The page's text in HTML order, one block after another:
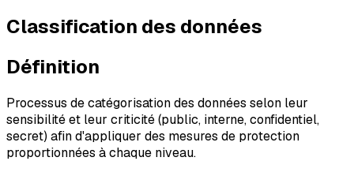
Classification des données
Définition
Processus de catégorisation des données selon leur
sensibilité et leur criticité (public, interne, confidentiel,
secret) afin d'appliquer des mesures de protection
proportionnées à chaque niveau.